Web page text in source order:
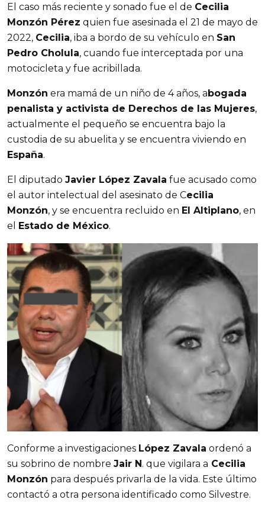
El caso más reciente y sonado fue el de Cecilia
Monzón Pérez quien fue asesinada el 21 de mayo de
2022, Cecilia, iba a bordo de su vehículo en San
Pedro Cholula, cuando fue interceptada por una
motocicleta y fue acribillada.
Monzón era mamá de un niño de 4 años, abogada
penalista y activista de Derechos de las Mujeres,
actualmente el pequeño se encuentra bajo la
custodia de su abuelita y se encuentra viviendo en
España.
El diputado Javier López Zavala fue acusado como
el autor intelectual del asesinato de Cecilia
Monzón, y se encuentra recluido en El Altiplano, en
el Estado de México.
Conforme a investigaciones López Zavala ordenó a
su sobrino de nombre Jair N. que vigilara a Cecilia
Monzón para después privarla de la vida. Este último
contactó a otra persona identificado como Silvestre.